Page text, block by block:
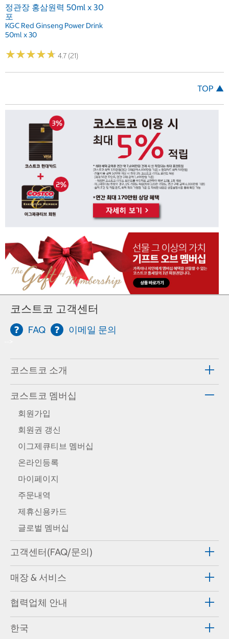
정관장 홍삼원력 50ml x 30
포
KGC Red Ginseng Power Drink
50ml x 30
★★★★★
★★★★★ 4.7 (21)
TOP ▲
코스트코 고객센터
FAQ 이메일 문의
코스트코 소개
코스트코 멤버십
회원가입
회원권 갱신
이그제큐티브 멤버십
온라인등록
마이페이지
주문내역
제휴신용카드
글로벌 멤버십
고객센터(FAQ/문의)
매장 & 서비스
협력업체 안내
한국